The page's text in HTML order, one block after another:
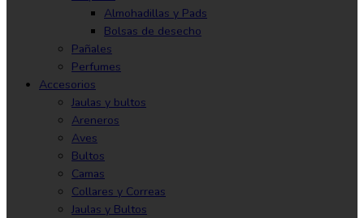
Almohadillas y Pads
Bolsas de desecho
Pañales
Perfumes
Accesorios
Jaulas y bultos
Areneros
Aves
Bultos
Camas
Collares y Correas
Jaulas y Bultos